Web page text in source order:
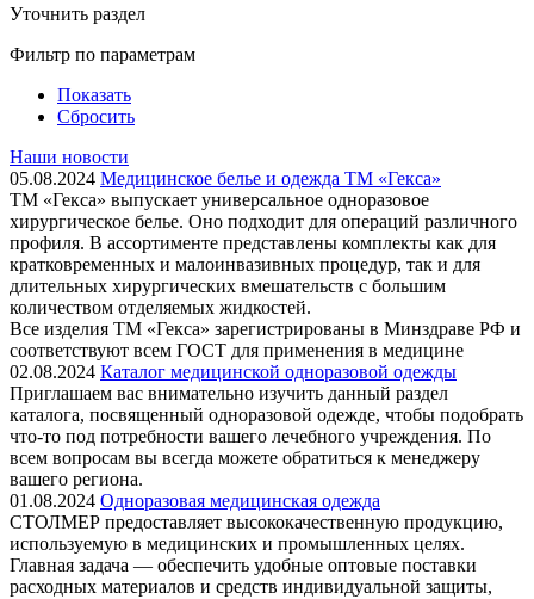
Уточнить раздел
Фильтр по параметрам
Показать
Сбросить
Наши новости
05.08.2024 Медицинское белье и одежда ТМ «Гекса»
ТМ «Гекса» выпускает универсальное одноразовое
хирургическое белье. Оно подходит для операций различного
профиля. В ассортименте представлены комплекты как для
кратковременных и малоинвазивных процедур, так и для
длительных хирургических вмешательств с большим
количеством отделяемых жидкостей.
Все изделия ТМ «Гекса» зарегистрированы в Минздраве РФ и
соответствуют всем ГОСТ для применения в медицине
02.08.2024 Каталог медицинской одноразовой одежды
Приглашаем вас внимательно изучить данный раздел
каталога, посвященный одноразовой одежде, чтобы подобрать
что-то под потребности вашего лечебного учреждения. По
всем вопросам вы всегда можете обратиться к менеджеру
вашего региона.
01.08.2024 Одноразовая медицинская одежда
СТОЛМЕР предоставляет высококачественную продукцию,
используемую в медицинских и промышленных целях.
Главная задача — обеспечить удобные оптовые поставки
расходных материалов и средств индивидуальной защиты,